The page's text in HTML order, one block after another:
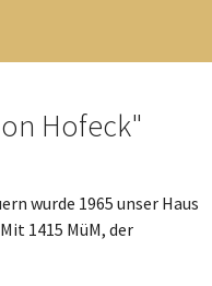
Hofeck"
wurde 1965 unser Haus
1415 MüM, der